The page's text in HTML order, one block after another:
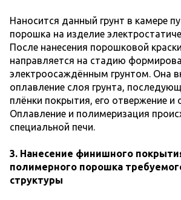
Наносится данный грунт в камере
порошка на изделие
После нанесения порошковой
направляется на стадию
электроосаждённым грунтом. Она
оплавление слоя грунта,
плёнки покрытия, его отвержение и
Оплавление и полимеризация
специальной печи.
3. Нанесение финишного
полимерного порошка
структуры